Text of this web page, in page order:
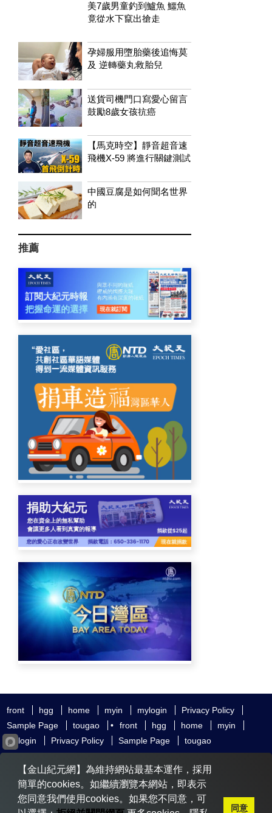
美7歲男童釣到鱸魚 鱷魚
竟從水下竄出搶走
孕婦服用墮胎藥後追悔莫
及 逆轉藥丸救胎兒
送貨司機門口寫愛心留言
鼓勵8歲女孩抗癌
【馬克時空】靜音超音速
飛機X-59 將進行關鍵測試
中國豆腐是如何聞名世界
的
推薦
front hgg home myin mylogin
Privacy Policy
Sample Page
tougao • front hgg home
myin
mylogin
Privacy Policy Sample Page tougao
友好鏈接 追查國際 新唐人電視
神韻藝術團
大紀元時報
希望之聲 全球退黨服務中心 明慧網
無界網
【金山紀元網】為維持網站最基本運作，採用
簡單的cookies。如繼續瀏覽本網站，即表示
您同意我們使用cookies。如果您不同意，可
同意